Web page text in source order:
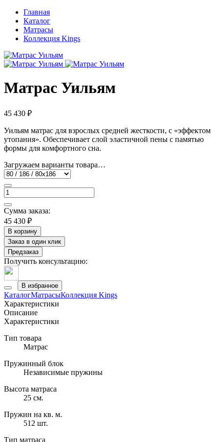
Главная
Каталог
Матрасы
Коллекция Kings
Матрас Уильям
45 430 ₽
Уильям матрас для взрослых средней жесткости, с «эффектом
утопания». Обеспечивает слой эластичной пены с памятью
формы для комфортного сна.
Загружаем варианты товара…
Сумма заказа:
45 430 ₽
В корзину
Заказ в один клик
Предзаказ
Получить консультацию:
В избранное
КаталогМатрасыКоллекция Kings
Характеристики
Описание
Характеристики
Тип товара
Матрас
Пружинный блок
Независимые пружины
Высота матраса
25 см.
Пружин на кв. м.
512 шт.
Тип матраса